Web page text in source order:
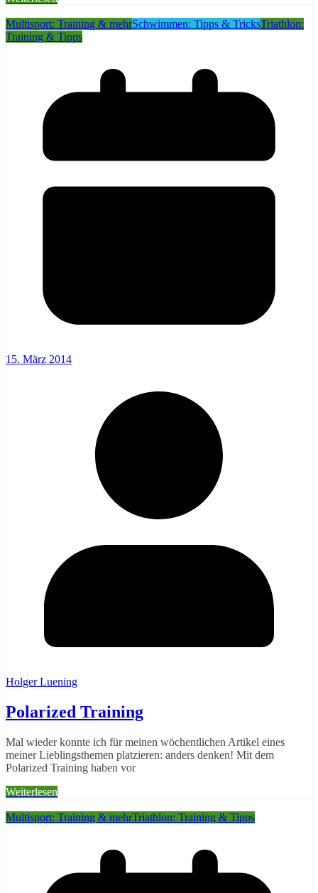
Multisport: Training & mehrSchwimmen: Tipps & TricksTriathlon:
Training & Tipps
15. März 2014
Holger Luening
Polarized Training
Mal wieder konnte ich für meinen wöchentlichen Artikel eines
meiner Lieblingsthemen platzieren: anders denken! Mit dem
Polarized Training haben vor
Weiterlesen
Multisport: Training & mehrTriathlon: Training & Tipps